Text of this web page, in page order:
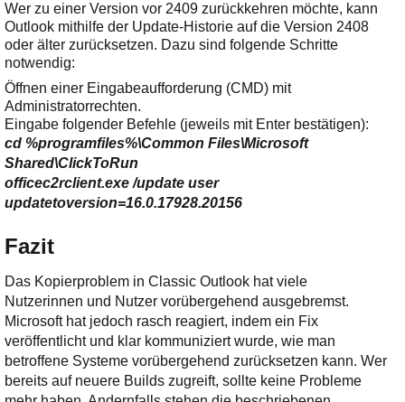
Wer zu einer Version vor 2409 zurückkehren möchte, kann
Outlook mithilfe der Update-Historie auf die Version 2408
oder älter zurücksetzen. Dazu sind folgende Schritte
notwendig:
Öffnen einer Eingabeaufforderung (CMD) mit
Administratorrechten.
Eingabe folgender Befehle (jeweils mit Enter bestätigen):
cd %programfiles%\Common Files\Microsoft
Shared\ClickToRun
officec2rclient.exe /update user
updatetoversion=16.0.17928.20156
Fazit
Das Kopierproblem in Classic Outlook hat viele
Nutzerinnen und Nutzer vorübergehend ausgebremst.
Microsoft hat jedoch rasch reagiert, indem ein Fix
veröffentlicht und klar kommuniziert wurde, wie man
betroffene Systeme vorübergehend zurücksetzen kann. Wer
bereits auf neuere Builds zugreift, sollte keine Probleme